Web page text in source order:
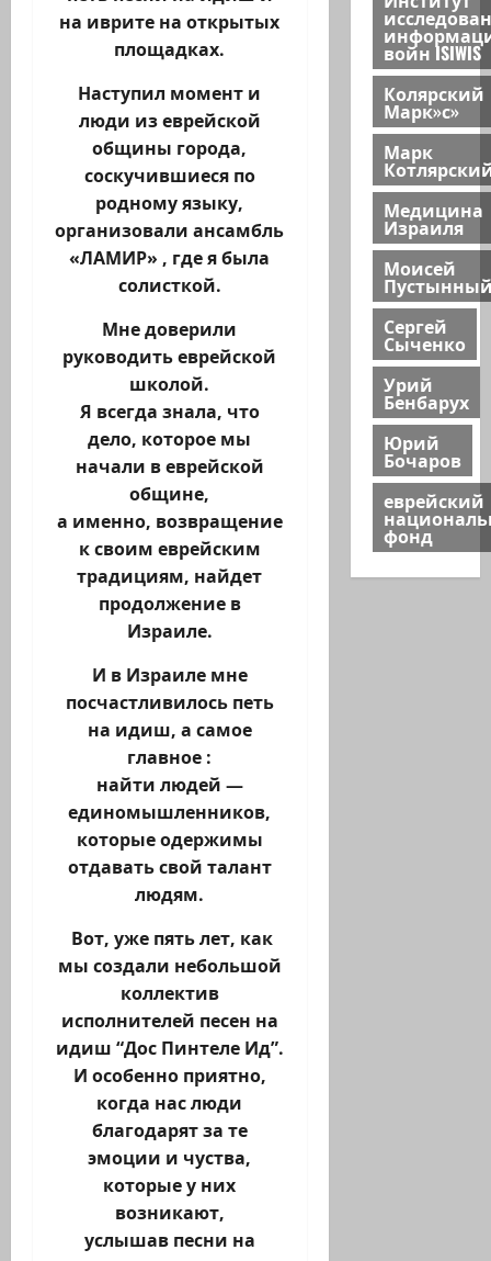
на иврите на открытых
площадках.
Наступил момент и
люди из еврейской
общины города,
соскучившиеся по
родному языку,
организовали ансамбль
«ЛАМИР» , где я была
солисткой.
Мне доверили
руководить еврейской
школой.
Я всегда знала, что
дело, которое мы
начали в еврейской
общине,
а именно, возвращение
к своим еврейским
традициям, найдет
продолжение в
Израиле.
И в Израиле мне
посчастливилось петь
на идиш, а самое
главное :
найти людей —
единомышленников,
которые одержимы
отдавать свой талант
людям.
Вот, уже пять лет, как
мы создали небольшой
коллектив
исполнителей песен на
идиш “Дос Пинтеле Ид”.
И особенно приятно,
когда нас люди
благодарят за те
эмоции и чуства,
которые у них
возникают,
услышав песни на
войн ISIWIS
Колярский
Марк»с»
Марк
Медицина
Израиля
Моисей
Сергей
Сыченко
Урий
Бенбарух
Юрий
Бочаров
еврейский
фонд